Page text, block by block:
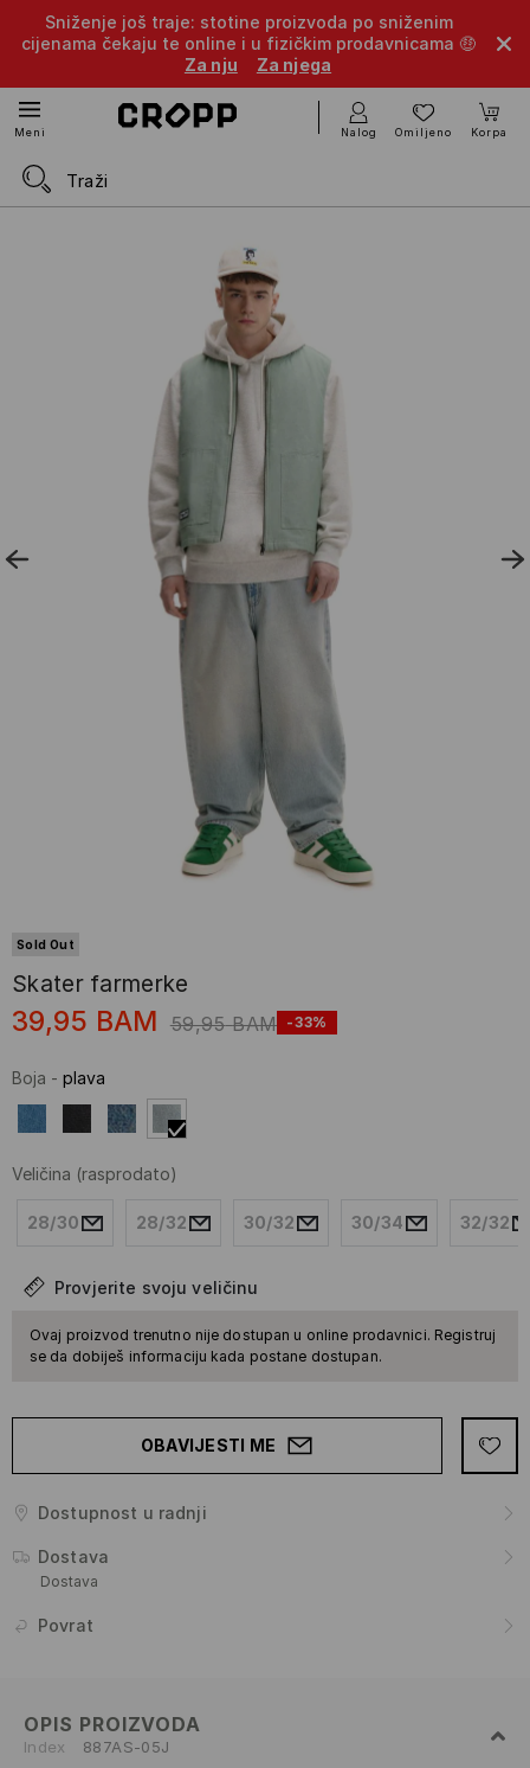
Sniženje još traje: stotine proizvoda po sniženim
cijenama čekaju te online i u fizičkim prodavnicama 🤑
Za nju
Za njega
Meni Nalog Omiljeno Korpa
Sold Out
Skater farmerke
39,95 BAM 59,95 BAM -33%
Boja - plava
Veličina (rasprodato)
28/30 28/32 30/32 30/34 32/32
Provjerite svoju veličinu
Ovaj proizvod trenutno nije dostupan u online prodavnici. Registruj
se da dobiješ informaciju kada postane dostupan.
OBAVIJESTI ME
Dostupnost u radnji
Dostava
Dostava
Povrat
OPIS PROIZVODA
Index 887AS-05J